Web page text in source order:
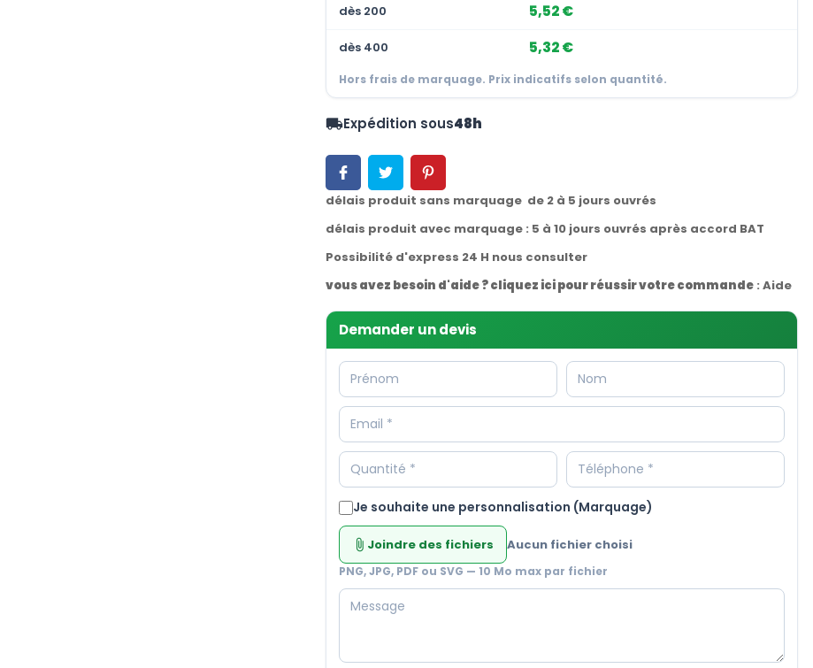
dès 200 5,52 €
dès 400 5,32 €
Hors frais de marquage. Prix indicatifs selon quantité.
local_shippingExpédition sous48h
délais produit sans marquage de 2 à 5 jours ouvrés
délais produit avec marquage : 5 à 10 jours ouvrés après accord BAT
Possibilité d'express 24 H nous consulter
vous avez besoin d'aide ? cliquez ici pour réussir votre commande: Aide
Demander un devis
Je souhaite une personnalisation (Marquage)
attach_file Joindre des fichiers Aucun fichier choisi
PNG, JPG, PDF ou SVG — 10 Mo max par fichier